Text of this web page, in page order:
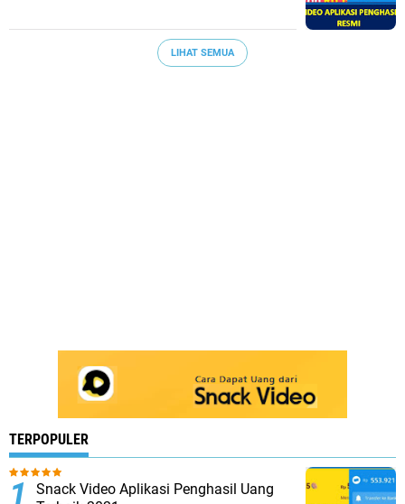
LIHAT SEMUA
TERPOPULER
Snack Video Aplikasi Penghasil Uang